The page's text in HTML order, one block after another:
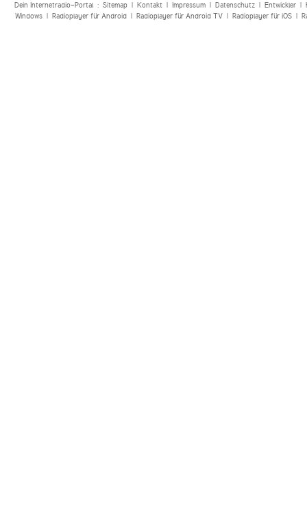
Dein Internetradio-Portal : Sitemap| Kontakt| Impressum| Datenschutz| Entwickler|
Windows| Radioplayer für Android| Radioplayer für Android TV| Radioplayer für iOS|